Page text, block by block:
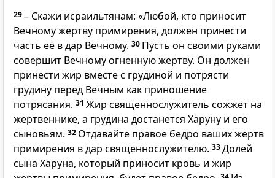
29– Скажи исраильтянам: «Любой, кто приносит
Вечному жертву примирения, должен принести
часть её в дар Вечному. 30 Пусть он своими руками
совершит Вечному огненную жертву. Он должен
принести жир вместе с грудиной и потрясти
грудину перед Вечным как приношение
потрясания. 31 Жир священнослужитель сожжёт на
жертвеннике, а грудина достанется Харуну и его
сыновьям. 32 Отдавайте правое бедро ваших жертв
примирения в дар священнослужителю. 33Долей
сына Харуна, который приносит кровь и жир